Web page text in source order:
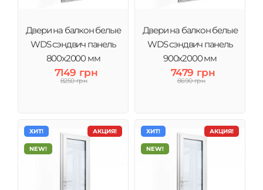
Двери на балкон белые
WDS сэндвич панель
800x2000 мм
7149 грн
8250 грн
Двери на балкон белые
WDS сэндвич панель
900x2000 мм
7479 грн
8690 грн
АКЦИЯ!
ХИТ!
NEW!
АКЦИЯ!
ХИТ!
NEW!